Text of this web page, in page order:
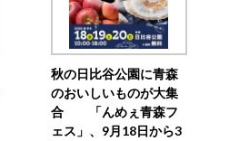
秋の日比谷公園に青森
のおいしいものが大集
合 「んめぇ青森フ
ェス」、9月18日から3